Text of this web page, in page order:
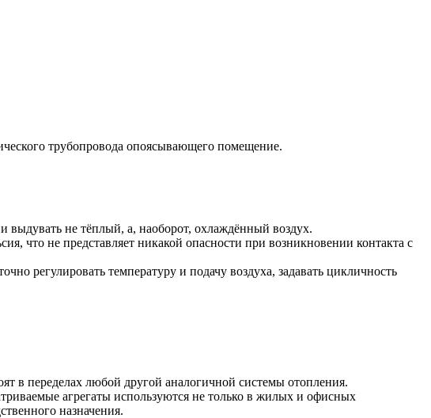
трубопровода опоясывающего помещение.
выдувать не тёплый, а, наоборот, охлаждённый воздух.
что не представляет никакой опасности при возникновении контакта с
регулировать температуру и подачу воздуха, задавать цикличность
в переделах любой другой аналогичной системы отопления.
агрегаты используются не только в жилых и офисных
назначения.